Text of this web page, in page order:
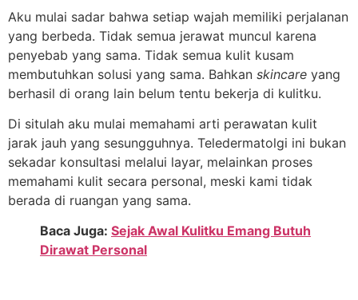
Aku mulai sadar bahwa setiap wajah memiliki perjalanan
yang berbeda. Tidak semua jerawat muncul karena
penyebab yang sama. Tidak semua kulit kusam
membutuhkan solusi yang sama. Bahkan skincare yang
berhasil di orang lain belum tentu bekerja di kulitku.
Di situlah aku mulai memahami arti perawatan kulit
jarak jauh yang sesungguhnya. Teledermatolgi ini bukan
sekadar konsultasi melalui layar, melainkan proses
memahami kulit secara personal, meski kami tidak
berada di ruangan yang sama.
Baca Juga: Sejak Awal Kulitku Emang Butuh
Dirawat Personal